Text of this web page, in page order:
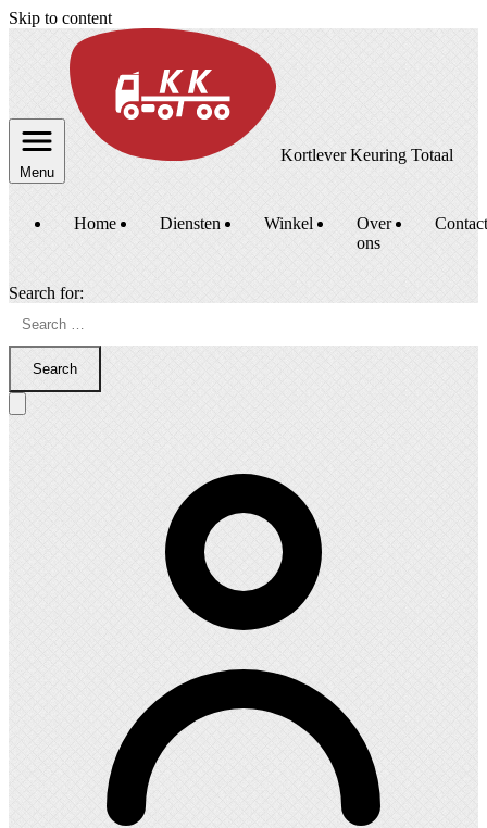
Skip to content
Menu
Kortlever Keuring Totaal
Home Diensten Winkel
Over
ons
Contact
Search for:
Search